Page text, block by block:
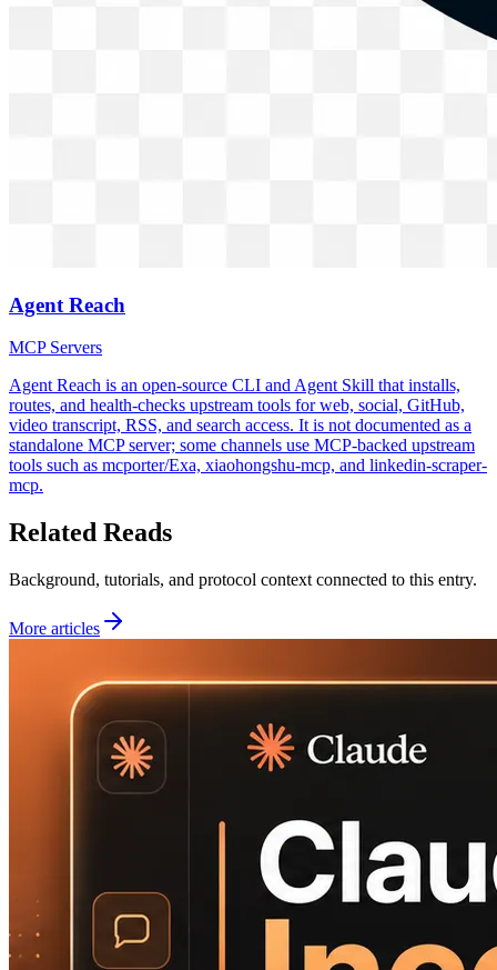
Agent Reach
MCP Servers
Agent Reach is an open-source CLI and Agent Skill that installs,
routes, and health-checks upstream tools for web, social, GitHub,
video transcript, RSS, and search access. It is not documented as a
standalone MCP server; some channels use MCP-backed upstream
tools such as mcporter/Exa, xiaohongshu-mcp, and linkedin-scraper-
mcp.
Related Reads
Background, tutorials, and protocol context connected to this entry.
More articles